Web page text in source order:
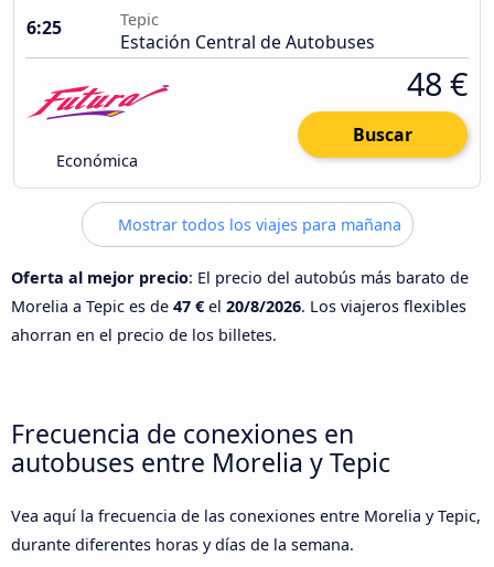
6:25
Tepic
Estación Central de Autobuses
Económica
48 €
Buscar
Mostrar todos los viajes para mañana
Oferta al mejor precio: El precio del autobús más barato de
Morelia a Tepic es de 47 € el 20/8/2026. Los viajeros flexibles
ahorran en el precio de los billetes.
Frecuencia de conexiones en
autobuses entre Morelia y Tepic
Vea aquí la frecuencia de las conexiones entre Morelia y Tepic,
durante diferentes horas y días de la semana.